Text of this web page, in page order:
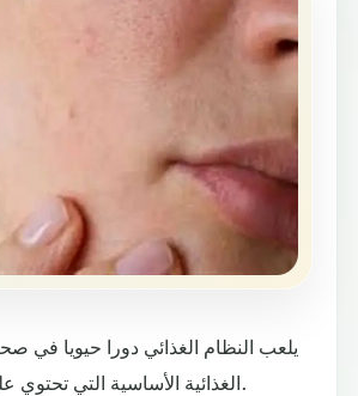
يلعب النظام الغذائي دورا حيويا في
الغذائية الأساسية التي تحتوي عليها بعض الأطعمة.